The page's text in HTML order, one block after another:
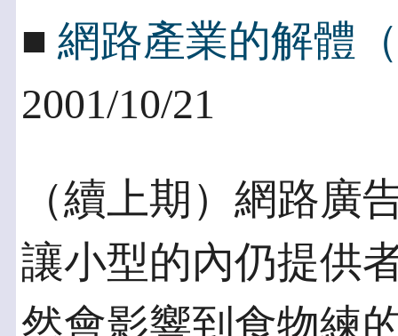
■ 網路產業的解體
2001/10/21
（續上期）網路廣
讓小型的內仍提供
然會影響到食物練